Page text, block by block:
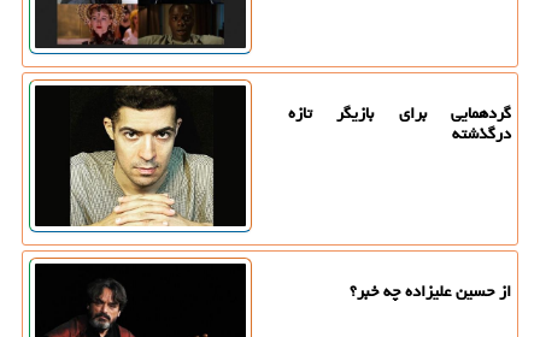
گردهمایی برای بازیگر تازه
درگذشته
از حسین علیزاده چه خبر؟